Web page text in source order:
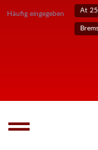
Häufig eingegeben At